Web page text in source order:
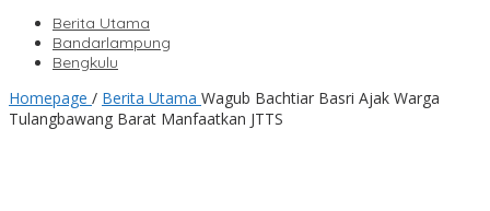
Berita Utama
Bandarlampung
Bengkulu
Homepage / Berita Utama Wagub Bachtiar Basri Ajak Warga
Tulangbawang Barat Manfaatkan JTTS